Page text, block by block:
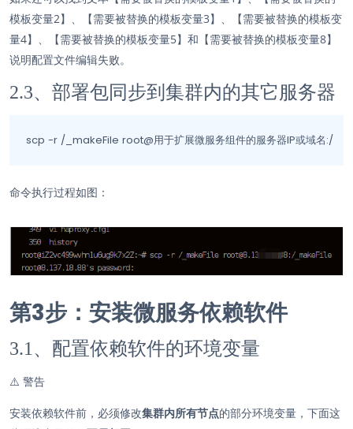
模板变量2】、【需要被替换的模板变量3】、【需要被替换的模板变
量4】、【需要被替换的模板变量5】和【需要被替换的模板变量8】
说明配置文件编辑失败。
2.3、部署包同步到集群内的其它服务器
scp -r /_makeFile root@用于扩展微服务组件的服务器
命令执行过程如图：
第3步：安装微服务依赖软件
3.1、配置依赖软件的环境变量
⚠️ 警告
安装依赖软件前，必须修改集群内所有节点的部分环境变量，下面这